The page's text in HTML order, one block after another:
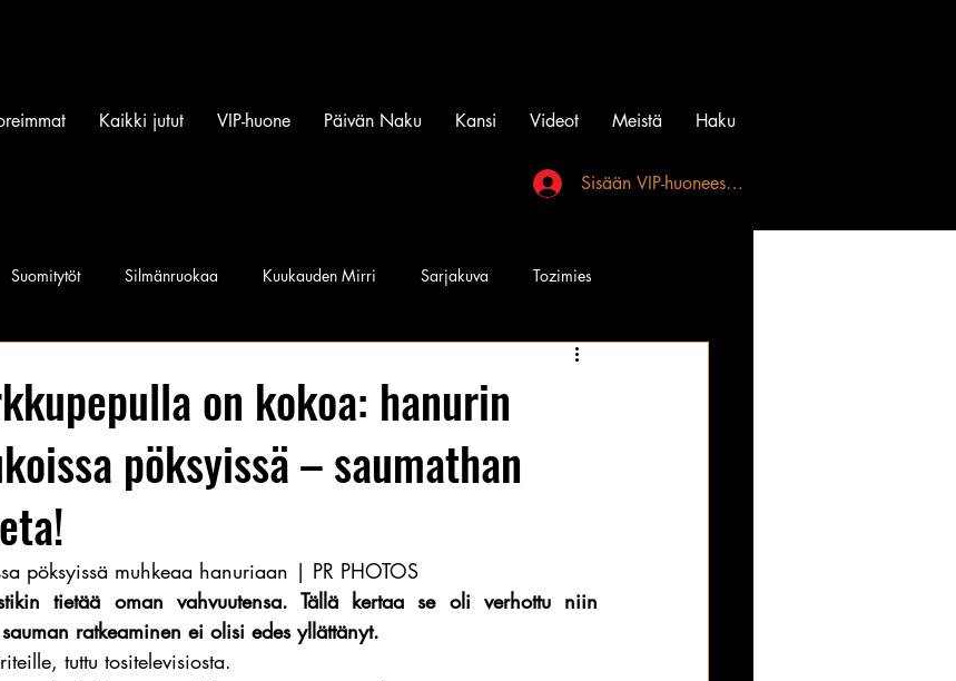
Kaikki jutut VIP-huone Päivän Naku Kansi Videot Meistä Haku
Sisään VIP-huoneeseen
Suomitytöt Silmänruokaa Kuukauden Mirri Sarjakuva Tozimies
Instagramin Beibit
I. Somela e-Babe Mallit Penkkiurheilu Annie Mål Tatuointi
on kokoa: hanurin
pöksyissä – saumathan
pöksyissä muhkeaa hanuriaan | PR PHOTOS
tietää oman vahvuutensa. Tällä kertaa se oli verhottu niin
ratkeaminen ei olisi edes yllättänyt.
tuttu tositelevisiosta.